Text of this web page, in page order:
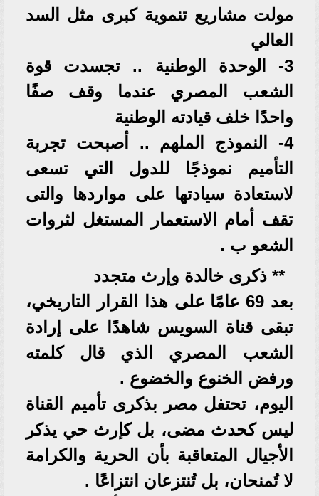
مولت مشاريع تنموية كبرى مثل السد
العالي
3- الوحدة الوطنية .. تجسدت قوة
الشعب المصري عندما وقف صفًا
واحدًا خلف قيادته الوطنية
4- النموذج الملهم .. أصبحت تجربة
التأميم نموذجًا للدول التي تسعى
لاستعادة سيادتها على مواردها والتى
تقف أمام الاستعمار المستغل لثروات
الشعو ب .
** ذكرى خالدة وإرث متجدد
بعد 69 عامًا على هذا القرار التاريخي،
تبقى قناة السويس شاهدًا على إرادة
الشعب المصري الذي قال كلمته
ورفض الخنوع والخضوع .
اليوم، تحتفل مصر بذكرى تأميم القناة
ليس كحدث مضى، بل كإرث حي يذكر
الأجيال المتعاقبة بأن الحرية والكرامة
لا تُمنحان، بل تُنتزعان انتزاعًا .